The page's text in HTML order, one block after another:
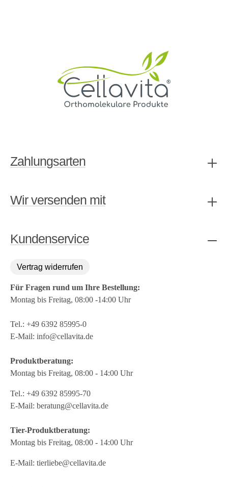
Zahlungsarten
Wir versenden mit
Kundenservice
Vertrag widerrufen
Für Fragen rund um Ihre Bestellung:
Montag bis Freitag, 08:00 -14:00 Uhr
Tel.: +49 6392 85995-0
E-Mail: info@cellavita.de
Produktberatung:
Montag bis Freitag, 08:00 - 14:00 Uhr
Tel.: +49 6392 85995-70
E-Mail: beratung@cellavita.de
Tier-Produktberatung:
Montag bis Freitag, 08:00 - 14:00 Uhr
E-Mail: tierliebe@cellavita.de